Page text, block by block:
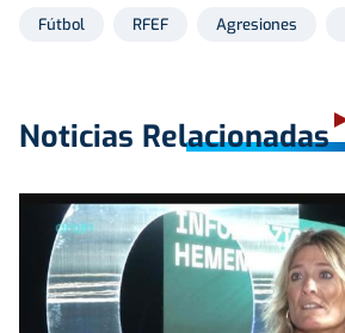
Fútbol RFEF Agresiones
Noticias Relacionadas